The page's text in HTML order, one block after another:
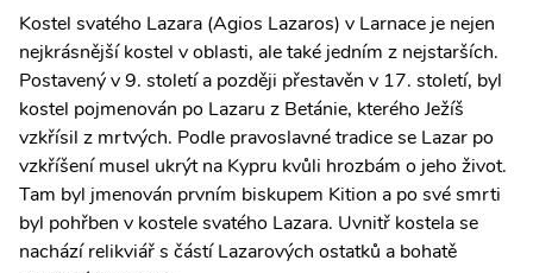
Kostel svatého Lazara (Agios Lazaros) v Larnace je nejen
nejkrásnější kostel v oblasti, ale také jedním z nejstarších.
Postavený v 9. století a později přestavěn v 17. století, byl
kostel pojmenován po Lazaru z Betánie, kterého Ježíš
vzkřísil z mrtvých. Podle pravoslavné tradice se Lazar po
vzkříšení musel ukrýt na Kypru kvůli hrozbám o jeho život.
Tam byl jmenován prvním biskupem Kition a po své smrti
byl pohřben v kostele svatého Lazara. Uvnitř kostela se
nachází relikviář s částí Lazarových ostatků a bohatě